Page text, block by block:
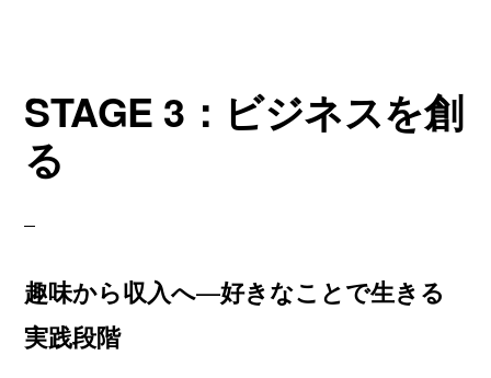
STAGE 3：ビジネスを創
る
趣味から収入へ—好きなことで生きる
実践段階